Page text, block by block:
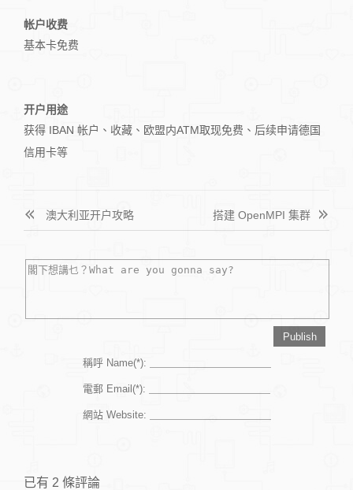
帐户收费
基本卡免费
开户用途
获得 IBAN 帐户、收藏、欧盟内ATM取现免费、后续申请德国
信用卡等
澳大利亚开户攻略 搭建 OpenMPI 集群
稱呼 Name(*):
電郵 Email(*):
網站 Website:
已有 2 條評論